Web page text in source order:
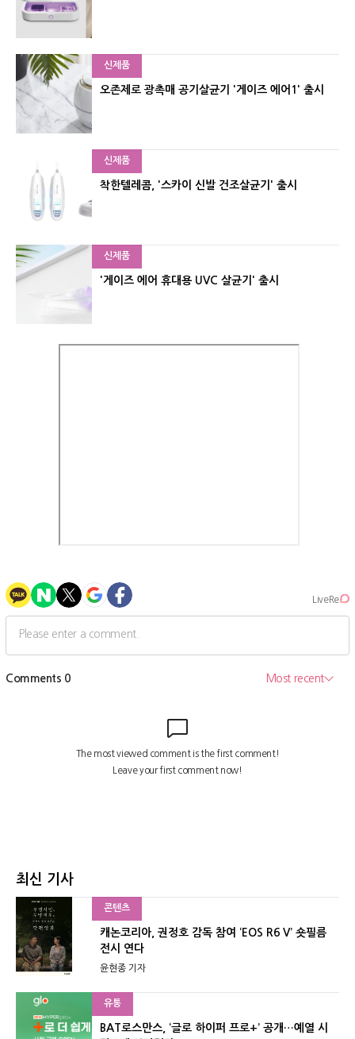
신제품
오존제로 광촉매 공기살균기 '게이즈 에어1' 출시
신제품
착한텔레콤, '스카이 신발 건조살균기' 출시
신제품
'게이즈 에어 휴대용 UVC 살균기' 출시
최신 기사
콘텐츠
캐논코리아, 권정호 감독 참여 ‘EOS R6 V’ 숏필름
전시 연다
윤현종 기자
유통
BAT로스만스, ‘글로 하이퍼 프로+’ 공개…예열 시